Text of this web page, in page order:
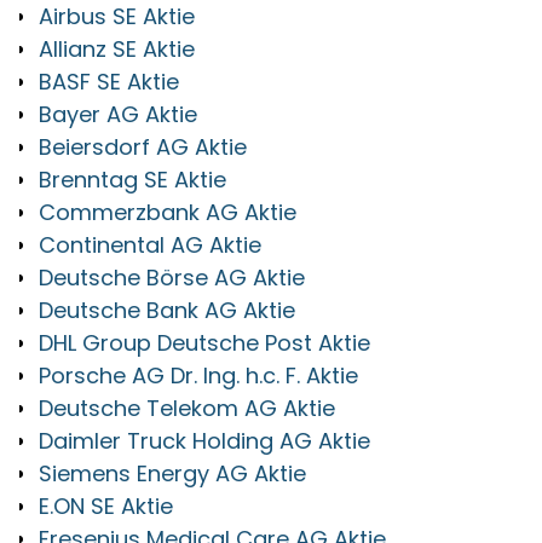
Airbus SE Aktie
Allianz SE Aktie
BASF SE Aktie
Bayer AG Aktie
Beiersdorf AG Aktie
Brenntag SE Aktie
Commerzbank AG Aktie
Continental AG Aktie
Deutsche Börse AG Aktie
Deutsche Bank AG Aktie
DHL Group Deutsche Post Aktie
Porsche AG Dr. Ing. h.c. F. Aktie
Deutsche Telekom AG Aktie
Daimler Truck Holding AG Aktie
Siemens Energy AG Aktie
E.ON SE Aktie